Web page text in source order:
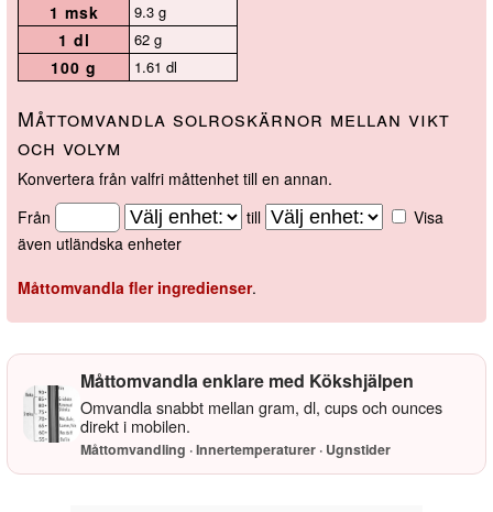
1 msk 9.3 g
1 dl 62 g
100 g 1.61 dl
Måttomvandla solroskärnor mellan vikt
och volym
Konvertera från valfri måttenhet till en annan.
Från
till
Visa
även utländska enheter
Måttomvandla fler ingredienser.
Måttomvandla enklare med Kökshjälpen
Omvandla snabbt mellan gram, dl, cups och ounces
direkt i mobilen.
Måttomvandling · Innertemperaturer · Ugnstider